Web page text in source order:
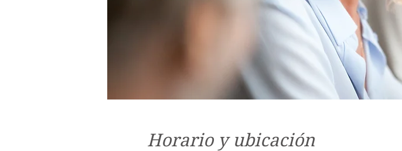
Horario y ubicación